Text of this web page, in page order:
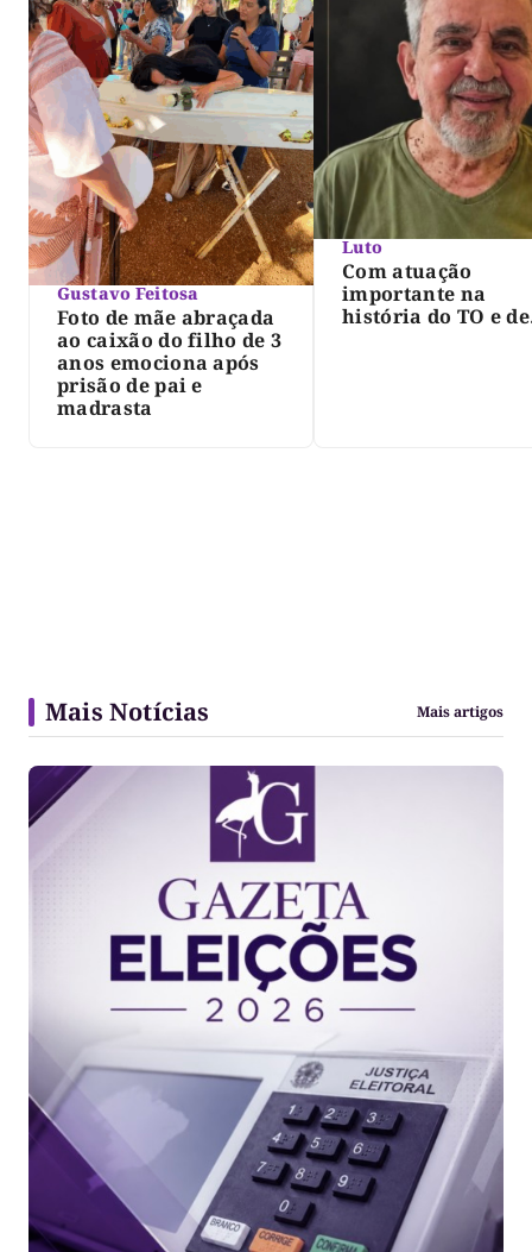
Gustavo Feitosa
Foto de mãe abraçada
ao caixão do filho de 3
anos emociona após
prisão de pai e
madrasta
Luto
Com atuação
importante na
história do TO e de
Mais Notícias Mais artigos